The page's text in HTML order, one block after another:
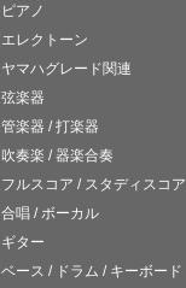
ピアノ
エレクトーン
ヤマハグレード関連
弦楽器
管楽器 / 打楽器
吹奏楽 / 器楽合奏
フルスコア / スタディスコア
合唱 / ボーカル
ギター
ベース / ドラム / キーボード